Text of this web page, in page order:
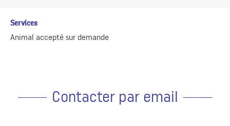
Services
Animal accepté sur demande
Contacter par email